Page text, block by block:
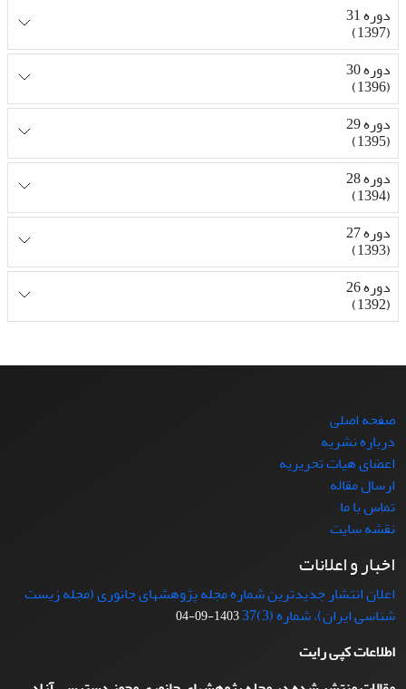
دوره 31
(1397)
دوره 30
(1396)
دوره 29
(1395)
دوره 28
(1394)
دوره 27
(1393)
دوره 26
(1392)
صفحه اصلی
درباره نشریه
اعضای هیات تحریریه
ارسال مقاله
تماس با ما
نقشه سایت
اخبار و اعلانات
اعلان انتشار جدیدترین شماره مجله پژوهشهای جانوری (مجله زیست
شناسی ایران)، شماره (3)37
1403-09-04
اطلاعات کپی رایت